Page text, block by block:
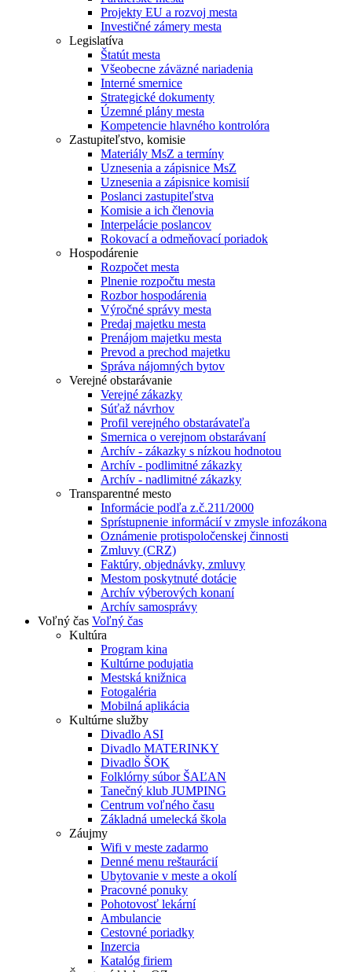
Projekty EU a rozvoj mesta
Investičné zámery mesta
Legislatíva
Štatút mesta
Všeobecne záväzné nariadenia
Interné smernice
Strategické dokumenty
Územné plány mesta
Kompetencie hlavného kontrolóra
Zastupiteľstvo, komisie
Materiály MsZ a termíny
Uznesenia a zápisnice MsZ
Uznesenia a zápisnice komisií
Poslanci zastupiteľstva
Komisie a ich členovia
Interpelácie poslancov
Rokovací a odmeňovací poriadok
Hospodárenie
Rozpočet mesta
Plnenie rozpočtu mesta
Rozbor hospodárenia
Výročné správy mesta
Predaj majetku mesta
Prenájom majetku mesta
Prevod a prechod majetku
Správa nájomných bytov
Verejné obstarávanie
Verejné zákazky
Súťaž návrhov
Profil verejného obstarávateľa
Smernica o verejnom obstarávaní
Archív - zákazky s nízkou hodnotou
Archív - podlimitné zákazky
Archív - nadlimitné zákazky
Transparentné mesto
Informácie podľa z.č.211/2000
Sprístupnenie informácií v zmysle infozákona
Oznámenie protispoločenskej činnosti
Zmluvy (CRZ)
Faktúry, objednávky, zmluvy
Mestom poskytnuté dotácie
Archív výberových konaní
Archív samosprávy
Voľný čas Voľný čas
Kultúra
Program kina
Kultúrne podujatia
Mestská knižnica
Fotogaléria
Mobilná aplikácia
Kultúrne služby
Divadlo ASI
Divadlo MATERINKY
Divadlo ŠOK
Folklórny súbor ŠAĽAN
Tanečný klub JUMPING
Centrum voľného času
Základná umelecká škola
Záujmy
Wifi v meste zadarmo
Denné menu reštaurácií
Ubytovanie v meste a okolí
Pracovné ponuky
Pohotovosť lekární
Ambulancie
Cestovné poriadky
Inzercia
Katalóg firiem